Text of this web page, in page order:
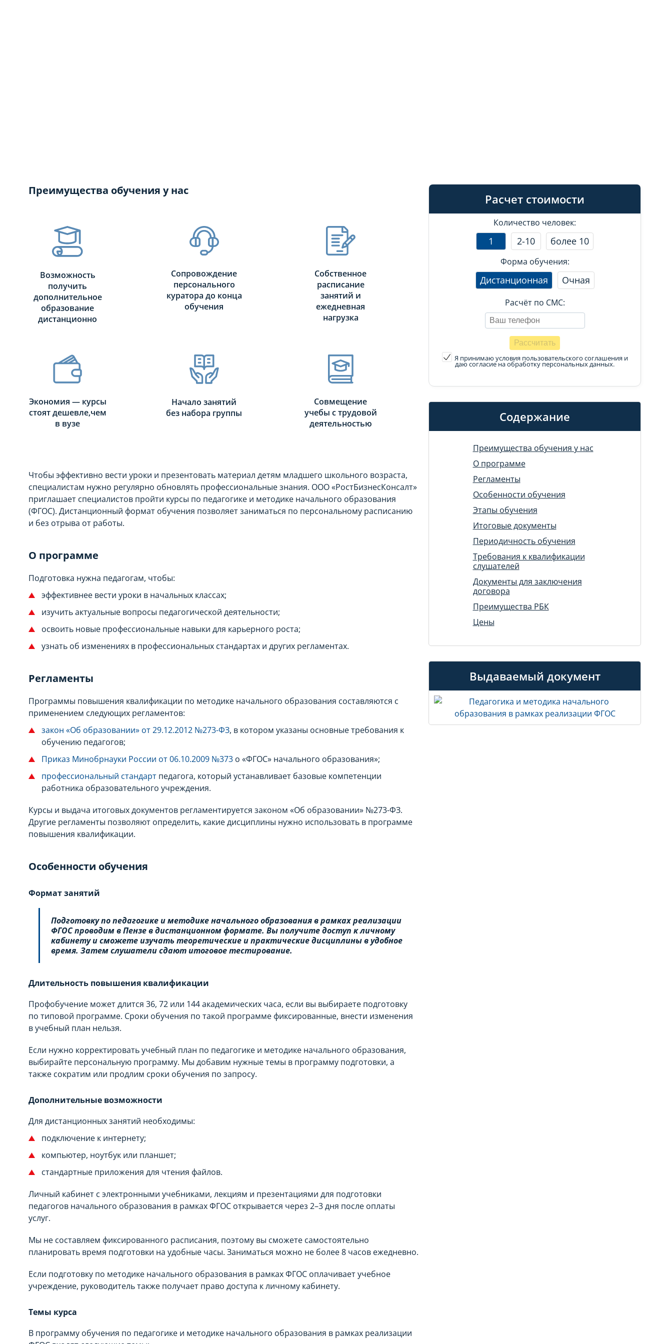
Расчет стоимости
Количество человек:
1 2-10 более 10
Форма обучения:
Дистанционная Очная
Расчёт по СМС:
Я принимаю условия пользовательского соглашения и
даю согласие на обработку персональных данных.
Содержание
Преимущества обучения у нас
О программе
Регламенты
Особенности обучения
Этапы обучения
Итоговые документы
Периодичность обучения
Требования к квалификации
слушателей
Документы для заключения
договора
Преимущества РБК
Цены
Выдаваемый документ
Преимущества обучения у нас
Возможность
получить
дополнительное
образование
дистанционно
Сопровождение
персонального
куратора до конца
обучения
Собственное
расписание
занятий и
ежедневная
нагрузка
Экономия — курсы
стоят дешевле,чем
в вузе
Начало занятий
без набора группы
Совмещение
учебы с трудовой
деятельностью
Чтобы эффективно вести уроки и презентовать материал детям младшего школьного возраста,
специалистам нужно регулярно обновлять профессиональные знания. ООО «РостБизнесКонсалт»
приглашает специалистов пройти курсы по педагогике и методике начального образования
(ФГОС). Дистанционный формат обучения позволяет заниматься по персональному расписанию
и без отрыва от работы.
О программе
Подготовка нужна педагогам, чтобы:
эффективнее вести уроки в начальных классах;
изучить актуальные вопросы педагогической деятельности;
освоить новые профессиональные навыки для карьерного роста;
узнать об изменениях в профессиональных стандартах и других регламентах.
Регламенты
Программы повышения квалификации по методике начального образования составляются с
применением следующих регламентов:
закон «Об образовании» от 29.12.2012 №273-ФЗ, в котором указаны основные требования к
обучению педагогов;
Приказ Минобрнауки России от 06.10.2009 №373 о «ФГОС» начального образования»;
профессиональный стандарт педагога, который устанавливает базовые компетенции
работника образовательного учреждения.
Курсы и выдача итоговых документов регламентируется законом «Об образовании» №273-ФЗ.
Другие регламенты позволяют определить, какие дисциплины нужно использовать в программе
повышения квалификации.
Особенности обучения
Формат занятий
Подготовку по педагогике и методике начального образования в рамках реализации
ФГОС проводим в Пензе в дистанционном формате. Вы получите доступ к личному
кабинету и сможете изучать теоретические и практические дисциплины в удобное
время. Затем слушатели сдают итоговое тестирование.
Длительность повышения квалификации
Профобучение может длится 36, 72 или 144 академических часа, если вы выбираете подготовку
по типовой программе. Сроки обучения по такой программе фиксированные, внести изменения
в учебный план нельзя.
Если нужно корректировать учебный план по педагогике и методике начального образования,
выбирайте персональную программу. Мы добавим нужные темы в программу подготовки, а
также сократим или продлим сроки обучения по запросу.
Дополнительные возможности
Для дистанционных занятий необходимы:
подключение к интернету;
компьютер, ноутбук или планшет;
стандартные приложения для чтения файлов.
Личный кабинет с электронными учебниками, лекциям и презентациями для подготовки
педагогов начального образования в рамках ФГОС открывается через 2–3 дня после оплаты
услуг.
Мы не составляем фиксированного расписания, поэтому вы сможете самостоятельно
планировать время подготовки на удобные часы. Заниматься можно не более 8 часов ежедневно.
Если подготовку по методике начального образования в рамках ФГОС оплачивает учебное
учреждение, руководитель также получает право доступа к личному кабинету.
Темы курса
В программу обучения по педагогике и методике начального образования в рамках реализации